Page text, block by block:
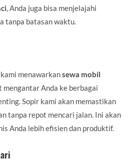
, Anda juga bisa menjelajahi
tanpa batasan waktu.
menawarkansewa mobil
mengantar Anda ke berbagai
Sopir kami akan memastikan
tanpa repot mencari jalan. Ini akan
Anda lebih efisien dan produktif.